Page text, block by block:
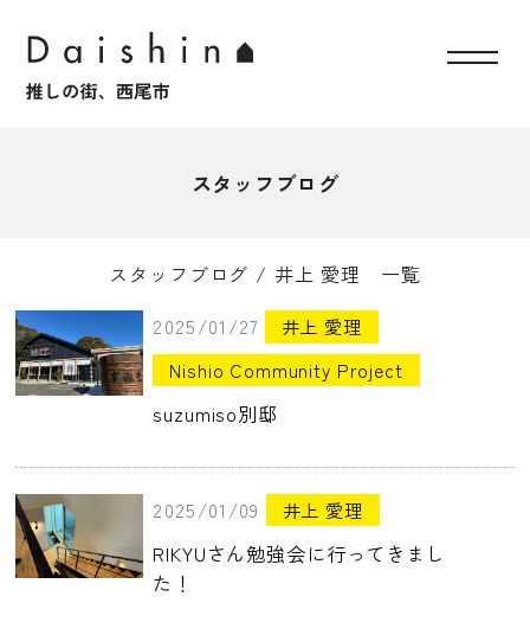
スタッフブログ
スタッフブログ / 井上 愛理 一覧
2025/01/27
井上 愛理
Nishio Community Project
suzumiso別邸
2025/01/09 井上 愛理
RIKYUさん勉強会に行ってきまし
た！